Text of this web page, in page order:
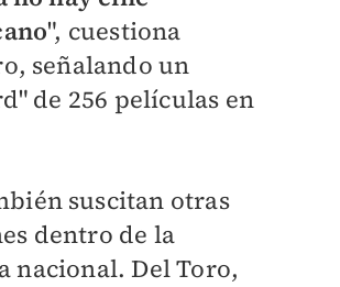
", cuestiona
señalando un
de 256 películas en
suscitan otras
dentro de la
nacional. Del Toro,